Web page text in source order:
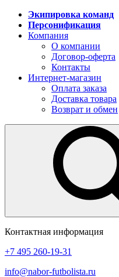
Экипировка команд
Персонификация
Компания
О компании
Договор-оферта
Контакты
Интернет-магазин
Оплата заказа
Доставка товара
Возврат и обмен
Контактная информация
+7 495 260-19-31
info@nabor-futbolista.ru